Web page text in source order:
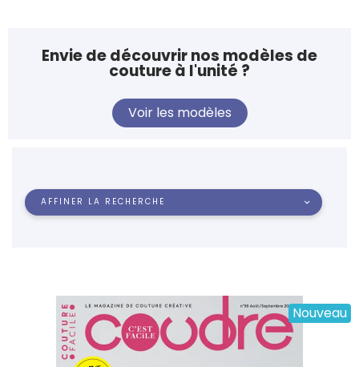
Envie de découvrir nos modèles de
couture à l'unité ?
Voir les modèles
AFFINER LA RECHERCHE
Nouveau